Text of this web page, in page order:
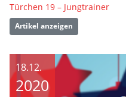
Türchen 19 – Jungtrainer
Artikel anzeigen
18.12.
2020